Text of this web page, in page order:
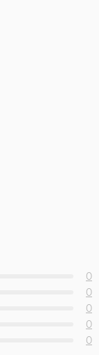
0
0
0
0
0